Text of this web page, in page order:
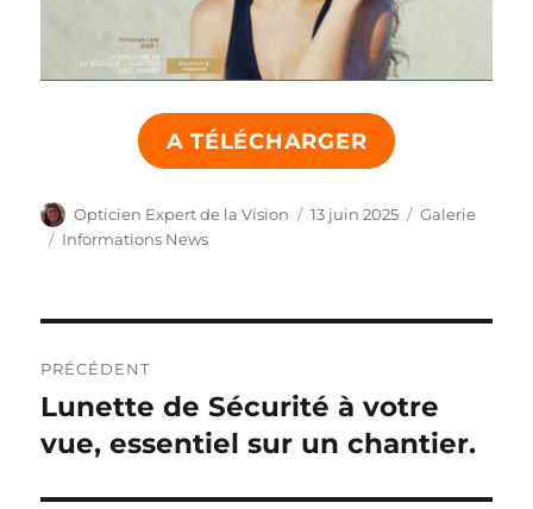
A TÉLÉCHARGER
Auteur
Opticien Expert de la Vision
Publié
13 juin 2025 Format
Galerie
Catégories
Informations News
de
l’article
PRÉCÉDENT
Publication
précédente :
Lunette de Sécurité à votre
vue, essentiel sur un chantier.